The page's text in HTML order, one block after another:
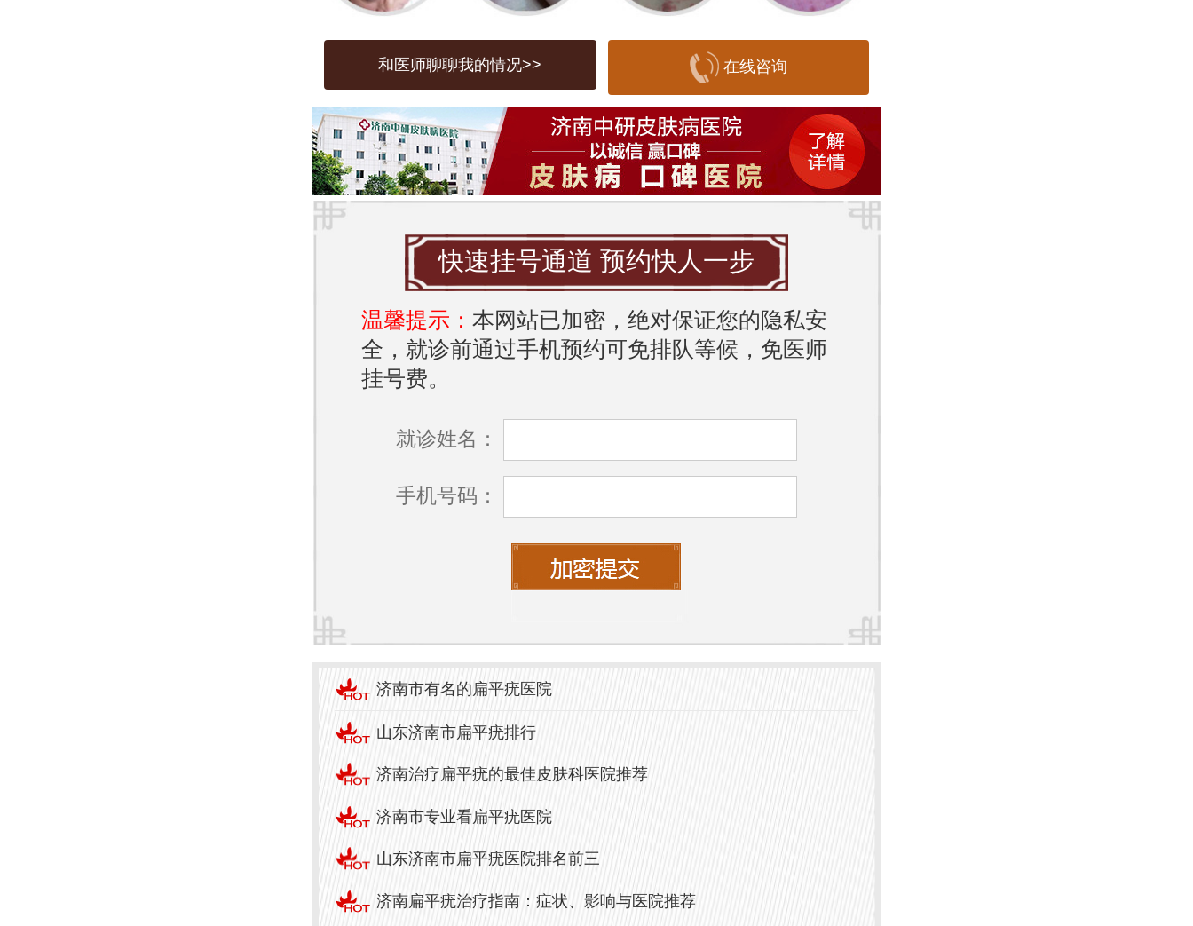
等。
- **冷冻疗法**：通过低温冷冻扁平疣，杀死表层病变
细胞。一般费用在500-1500元左右。
- **激光治疗**：利用激光精确去除病变组织，效果显
著且恢复快，费用多在1000-3000元。
- **化学药物治疗**：使用药物外用，费用相对较低，
通常在300-800元。
- **免疫治疗**：通过增强机体的免疫反应来抵抗病
毒，费用相对较高，一般在2000-5000元不等。
及医疗服务的品质来决定。
三、济南挂号指南
在济南看皮肤科，特别是扁平疣的治疗，建议选择正
规医院进行就诊。挂号一般可以通过以下几种方式：
1. **线上挂号**：通过医院官方网站或第三方医疗平台
（如微医、健康160等）进行预约，方便快捷。
2. **电话挂号**：拨打医院的预约电话进行挂号咨询。
3. **现场挂号**：直接前往医院的挂号窗口，根据医生
的排班进行现场挂号。
建议在就诊前，详细了解医院的专家团队及其在皮肤
病治疗方面的专业能力，以便选择合适的医生进行治
和医师聊聊我的情况>> 在线咨询
快速挂号通道 预约快人一步
温馨提示：本网站已加密，绝对保证您的隐私安
全，就诊前通过手机预约可免排队等候，免医师
挂号费。
就诊姓名：
手机号码：
济南市有名的扁平疣医院
山东济南市扁平疣排行
济南治疗扁平疣的最佳皮肤科医院推荐
济南市专业看扁平疣医院
山东济南市扁平疣医院排名前三
济南扁平疣治疗指南：症状、影响与医院推荐